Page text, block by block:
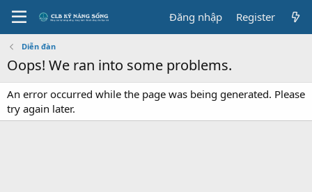
Đăng nhập Register
Diễn đàn
Oops! We ran into some problems.
An error occurred while the page was being generated. Please
try again later.